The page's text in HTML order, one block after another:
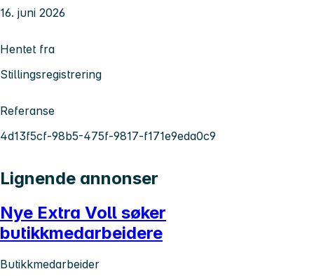
16. juni 2026
Hentet fra
Stillingsregistrering
Referanse
4d13f5cf-98b5-475f-9817-f171e9eda0c9
Lignende annonser
Nye Extra Voll søker
butikkmedarbeidere
Butikkmedarbeider